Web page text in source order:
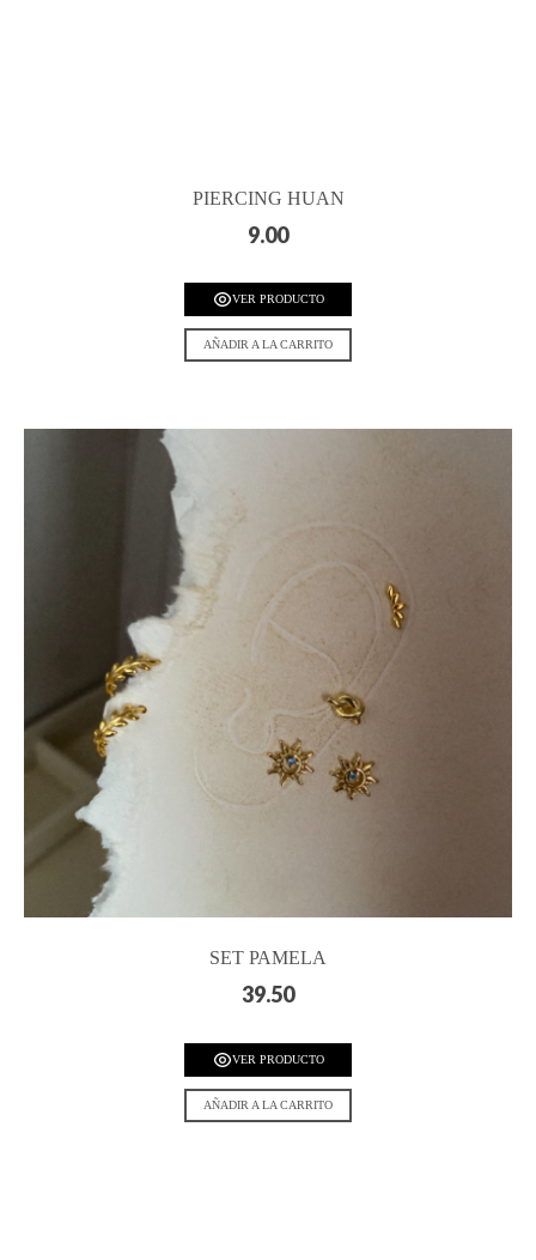
PIERCING HUAN
9.00
VER PRODUCTO
AÑADIR A LA CARRITO
SET PAMELA
39.50
VER PRODUCTO
AÑADIR A LA CARRITO